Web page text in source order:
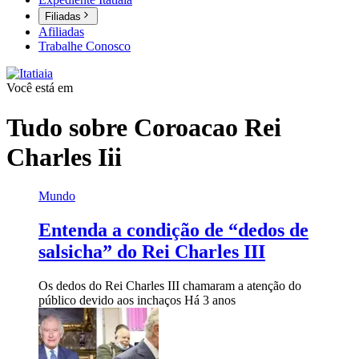
Filiadas
Afiliadas
Trabalhe Conosco
Você está em
Tudo sobre Coroacao Rei
Charles Iii
Mundo
Entenda a condição de “dedos de
salsicha” do Rei Charles III
Os dedos do Rei Charles III chamaram a atenção do
público devido aos inchaços Há 3 anos